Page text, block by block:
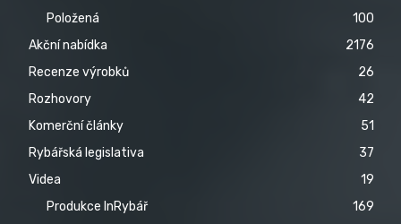
Položená
100
Akční nabídka
2176
Recenze výrobků
26
Rozhovory
42
Komerční články
51
Rybářská legislativa
37
Videa
19
Produkce InRybář
169